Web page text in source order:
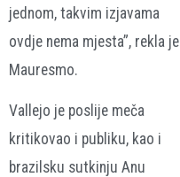
jednom, takvim izjavama
ovdje nema mjesta”, rekla je
Mauresmo.
Vallejo je poslije meča
kritikovao i publiku, kao i
brazilsku sutkinju Anu